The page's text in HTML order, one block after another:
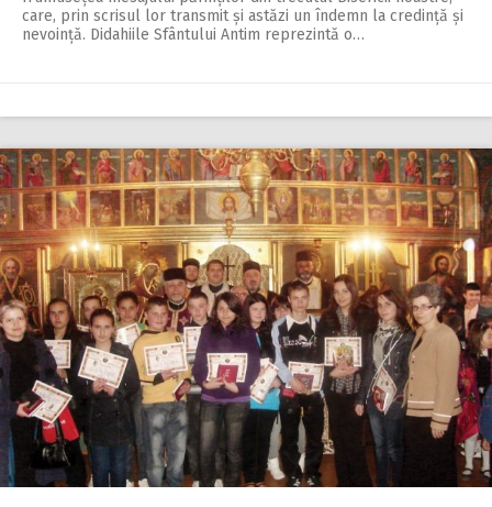
care, prin scrisul lor transmit și astăzi un îndemn la credință și
nevoință. Didahiile Sfântului Antim reprezintă o…